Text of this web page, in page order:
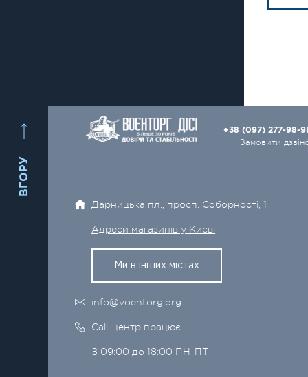
ВГОРУ
+38 (097) 277-98-
Замовити
Дарницька пл., просп. Соборності, 1
Адреси магазинів у Києві
Ми в інших містах
info@voentorg.org
Call-центр працює
З 09:00 до 18:00 ПН-ПТ